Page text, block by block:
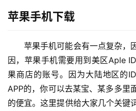
苹果手机下载
苹果手机可能会有一点复杂，
因，苹果手机需要用到美区Aple
果商店的账号。因为大陆地区的
APP的，你可以去某宝、某多多里
的便宜。这里提供给大家几个关键